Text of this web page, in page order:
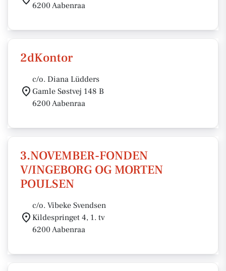
6200 Aabenraa
2dKontor
c/o. Diana Lüdders
Gamle Søstvej 148 B
6200 Aabenraa
3.NOVEMBER-FONDEN
V/INGEBORG OG MORTEN
POULSEN
c/o. Vibeke Svendsen
Kildespringet 4, 1. tv
6200 Aabenraa